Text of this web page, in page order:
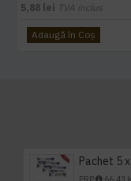
5,88 lei TVA inclus
Adaugă în Coş